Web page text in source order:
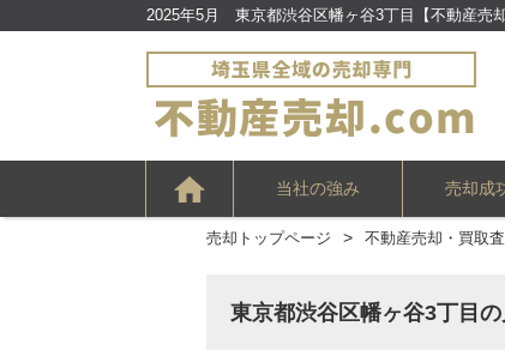
2025年5月 東京都渋谷区幡ヶ谷3丁目【不動産売
当社の強み 売却成
売却トップページ 不動産売却・買取
東京都渋谷区幡ヶ谷3丁目